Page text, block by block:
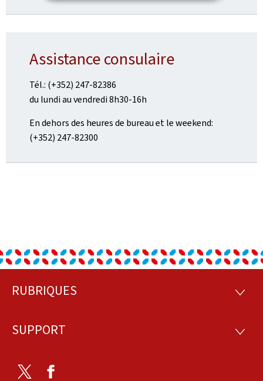
Assistance consulaire
Tél.: (+352) 247-82386
du lundi au vendredi 8h30-16h
En dehors des heures de bureau et le weekend:
(+352) 247-82300
Pied
page
RUBRIQUES
SUPPORT
Twitter